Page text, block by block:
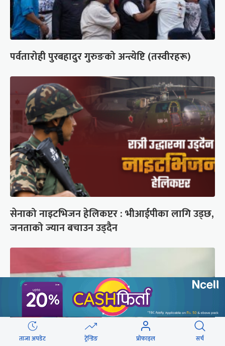
पर्वतारोही पुरबहादुर गुरुङको अन्त्येष्टि (तस्वीरहरू)
सेनाको नाइटभिजन हेलिकप्टर : भीआईपीका लागि उड्छ,
जनताको ज्यान बचाउन उड्दैन
ताजा अपडेट ट्रेन्डिङ प्रोफाइल सर्च